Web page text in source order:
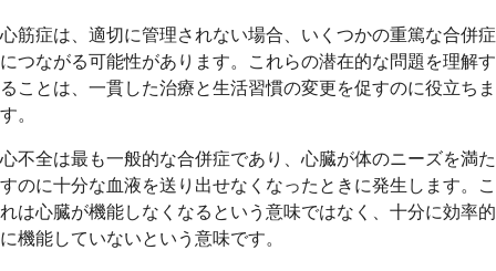
心筋症は、適切に管理されない場合、いくつかの重篤な合併症
につながる可能性があります。これらの潜在的な問題を理解す
ることは、一貫した治療と生活習慣の変更を促すのに役立ちま
す。
心不全は最も一般的な合併症であり、心臓が体のニーズを満た
すのに十分な血液を送り出せなくなったときに発生します。こ
れは心臓が機能しなくなるという意味ではなく、十分に効率的
に機能していないという意味です。